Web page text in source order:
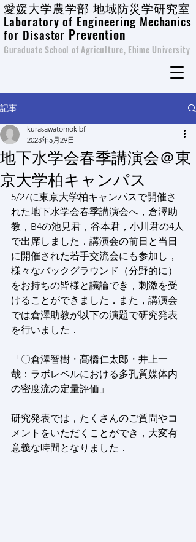
愛媛大学農学部 地域防災学研究室
Laboratory of Engineering Mechanics
for Disaster Prevention
Guraduate School of Agriculture, Ehime University
記事
地下水学会春季講演会＠東
京大学柏キャンパス
kurasawatomokibf
2023年5月29日
5/27に東京大学柏キャンパスで開催さ
れた地下水学会春季講演会へ，倉澤助
教，B4の池見君，谷本君，小川君の4人
で出席しました．講演会の前日と当日
に開催された若手交流会にも参加し，
様々なバックグラウンド（分野的に）
をお持ちの皆様と議論でき，刺激を受
けることができました．また，講演会
では倉澤助教が以下の演題で研究発表
を行いました．
「〇倉澤智樹・髙橋仁太郎・井上一
哉：ラボレベルにおける多孔質媒体内
の密度流の定量評価」
研究発表では，たくさんのご質問やコ
メントをいただくことができ，大変有
意義な時間となりました．